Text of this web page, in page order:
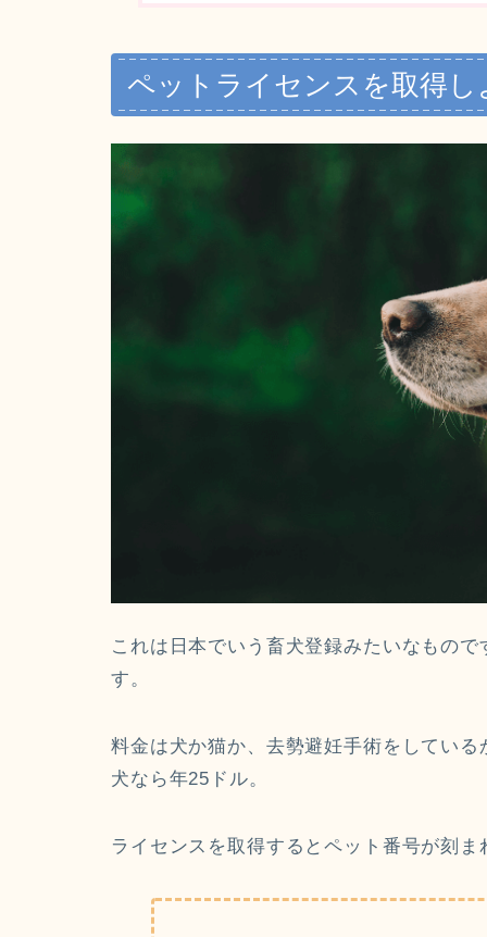
ペットライセンスを取得し
これは日本でいう畜犬登録みたいなもの
す。
料金は犬か猫か、去勢避妊手術をしてい
犬なら年25ドル。
ライセンスを取得するとペット番号が刻